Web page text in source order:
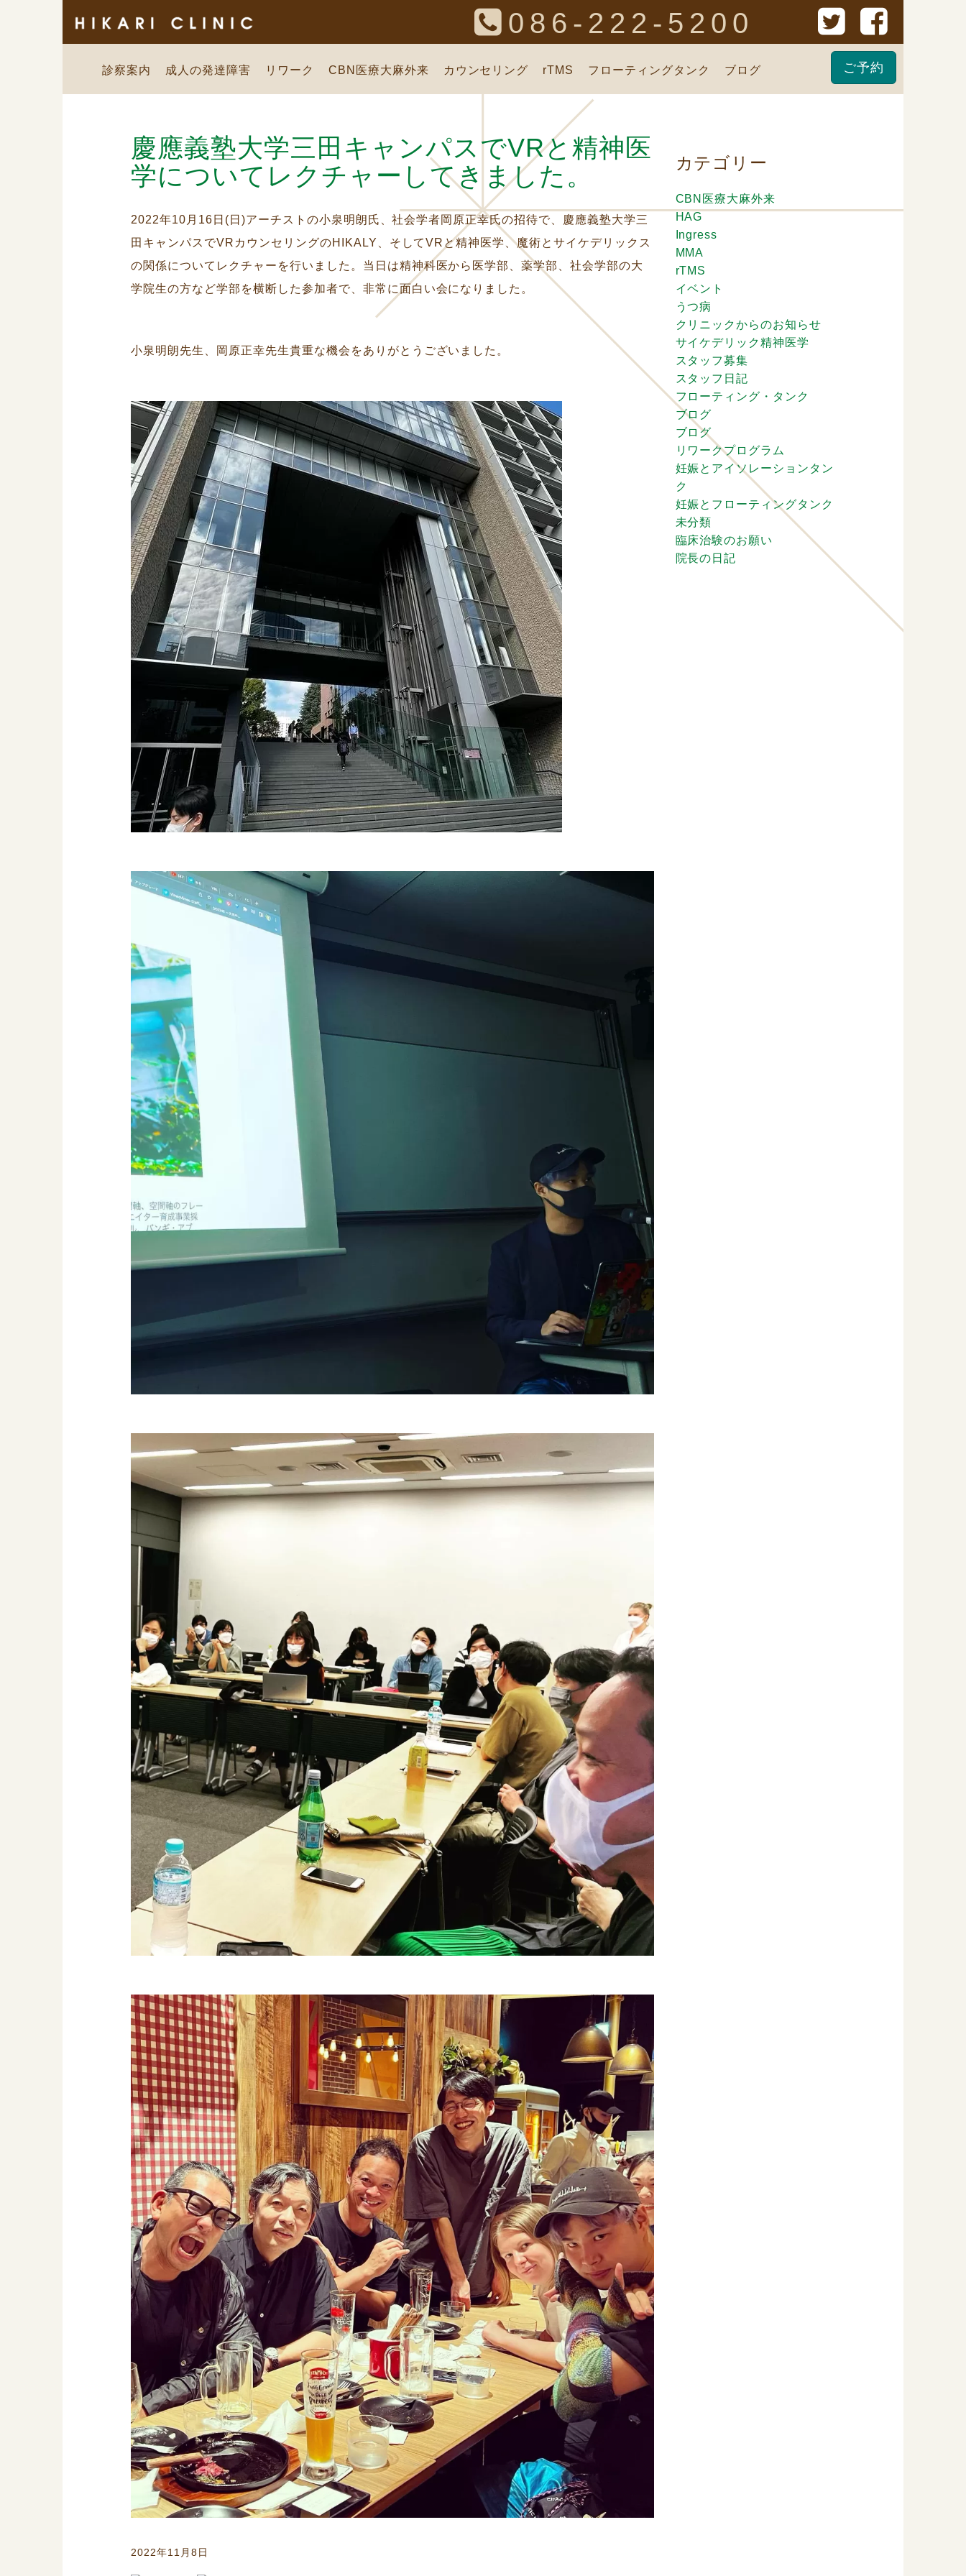
086-222-5200
診察案内 成人の発達障害 リワーク CBN医療大麻外来 カウンセリング rTMS フローティングタンク ブログ ご予約
慶應義塾大学三田キャンパスでVRと精神医
学についてレクチャーしてきました。
2022年10月16日(日)アーチストの小泉明朗氏、社会学者岡原正幸氏の招待で、慶應義塾大学三
田キャンパスでVRカウンセリングのHIKALY、そしてVRと精神医学、魔術とサイケデリックス
の関係についてレクチャーを行いました。当日は精神科医から医学部、薬学部、社会学部の大
学院生の方など学部を横断した参加者で、非常に面白い会になりました。
小泉明朗先生、岡原正幸先生貴重な機会をありがとうございました。
2022年11月8日
カテゴリー
CBN医療大麻外来
HAG
Ingress
MMA
rTMS
イベント
うつ病
クリニックからのお知らせ
サイケデリック精神医学
スタッフ募集
スタッフ日記
フローティング・タンク
ブログ
ブログ
リワークプログラム
妊娠とアイソレーションタン
ク
妊娠とフローティングタンク
未分類
臨床治験のお願い
院長の日記